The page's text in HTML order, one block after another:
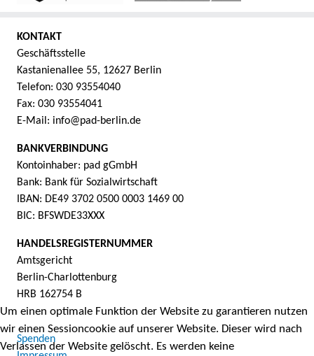
KONTAKT
Geschäftsstelle
Kastanienallee 55, 12627 Berlin
Telefon: 030 93554040
Fax: 030 93554041
E-Mail: info@pad-berlin.de
BANKVERBINDUNG
Kontoinhaber: pad gGmbH
Bank: Bank für Sozialwirtschaft
IBAN: DE49 3702 0500 0003 1469 00
BIC: BFSWDE33XXX
HANDELSREGISTERNUMMER
Amtsgericht
Berlin-Charlottenburg
HRB 162754 B
Spenden
Um einen optimale Funktion der Website zu garantieren nutzen
wir einen Sessioncookie auf unserer Website. Dieser wird nach
Verlassen der Website gelöscht. Es werden keine